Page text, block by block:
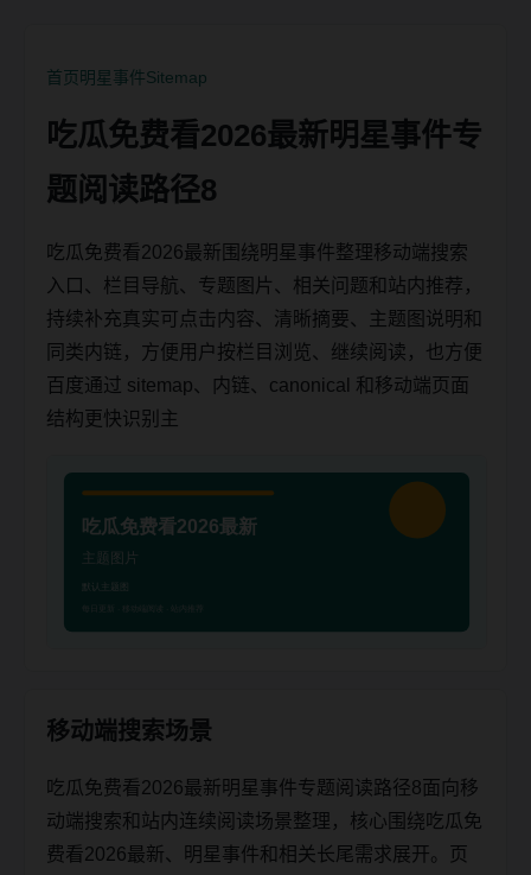
首页明星事件Sitemap
吃瓜免费看2026最新明星事件专
题阅读路径8
吃瓜免费看2026最新围绕明星事件整理移动端搜索
入口、栏目导航、专题图片、相关问题和站内推荐，
持续补充真实可点击内容、清晰摘要、主题图说明和
同类内链，方便用户按栏目浏览、继续阅读，也方便
百度通过 sitemap、内链、canonical 和移动端页面
结构更快识别主
移动端搜索场景
吃瓜免费看2026最新明星事件专题阅读路径8面向移
动端搜索和站内连续阅读场景整理，核心围绕吃瓜免
费看2026最新、明星事件和相关长尾需求展开。页